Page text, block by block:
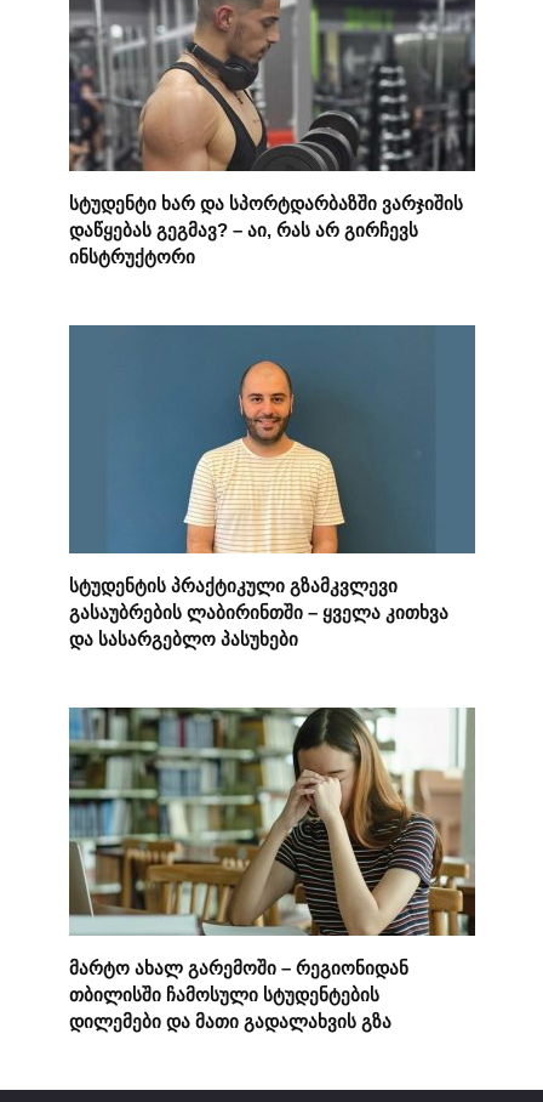
სტუდენტი ხარ და სპორტდარბაზში ვარჯიშის
დაწყებას გეგმავ? – აი, რას არ გირჩევს
ინსტრუქტორი
სტუდენტის პრაქტიკული გზამკვლევი
გასაუბრების ლაბირინთში – ყველა კითხვა
და სასარგებლო პასუხები
მარტო ახალ გარემოში – რეგიონიდან
თბილისში ჩამოსული სტუდენტების
დილემები და მათი გადალახვის გზა